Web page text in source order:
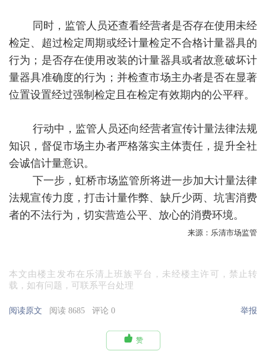
同时，监管人员还查看经营者是否存在使用未经
检定、超过检定周期或经计量检定不合格计量器具的
行为；是否存在使用改装的计量器具或者故意破坏计
量器具准确度的行为；并检查市场主办者是否在显著
位置设置经过强制检定且在检定有效期内的公平秤。
行动中，监管人员还向经营者宣传计量法律法规
知识，督促市场主办者严格落实主体责任，提升全社
会诚信计量意识。
下一步，虹桥市场监管所将进一步加大计量法律
法规宣传力度，打击计量作弊、缺斤少两、坑害消费
者的不法行为，切实营造公平、放心的消费环境。
来源：乐清市场监管
本文由楼主发布在乐清上班族平台，未经楼主许可，禁止转
载，如有问题，可联系平台处理
阅读原文 阅读 8685 评论 0 举报
 赞